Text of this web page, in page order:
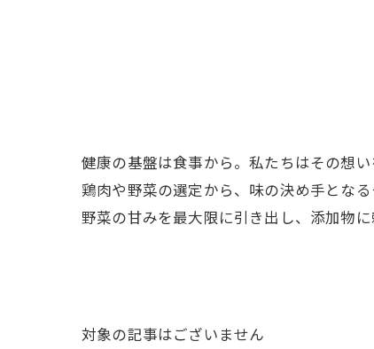
健康の基盤は食事から。私たちはその想
鶏肉や野菜の選定から、味の決め手とな
野菜の甘みを最大限に引き出し、添加物
対象の記事はございません